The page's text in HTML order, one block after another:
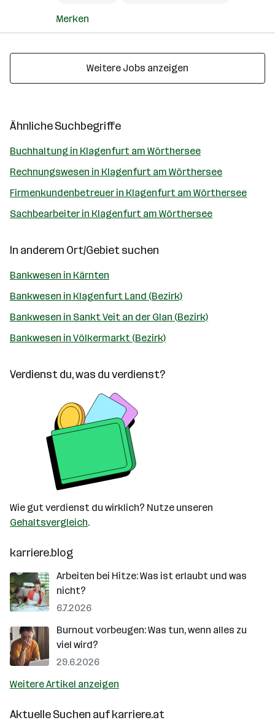
Merken
Weitere Jobs anzeigen
Ähnliche Suchbegriffe
Buchhaltung in Klagenfurt am Wörthersee
Rechnungswesen in Klagenfurt am Wörthersee
Firmenkundenbetreuer in Klagenfurt am Wörthersee
Sachbearbeiter in Klagenfurt am Wörthersee
In anderem Ort/Gebiet suchen
Bankwesen in Kärnten
Bankwesen in Klagenfurt Land (Bezirk)
Bankwesen in Sankt Veit an der Glan (Bezirk)
Bankwesen in Völkermarkt (Bezirk)
Verdienst du, was du verdienst?
Wie gut verdienst du wirklich? Nutze unseren
Gehaltsvergleich.
karriere.blog
Arbeiten bei Hitze: Was ist erlaubt und was
nicht?
6.7.2026
Burnout vorbeugen: Was tun, wenn alles zu
viel wird?
29.6.2026
Weitere Artikel anzeigen
Aktuelle Suchen aufkarriere.at